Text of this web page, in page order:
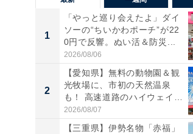
1
「やっと巡り会えたよ」ダイ
ソーの“ちいかわポーチ”が22
0円で反響。ぬい活＆防災...
2026/08/06
2
【愛知県】無料の動物園＆観
光牧場に、市初の天然温泉
も！ 高速道路のハイウェイオ
ア...
2026/08/07
【三重県】伊勢名物「赤福」